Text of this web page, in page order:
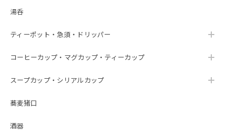
湯呑
ティーポット・急須・ドリッパー
コーヒーカップ・マグカップ・ティーカップ
スープカップ・シリアルカップ
蕎麦猪口
酒器